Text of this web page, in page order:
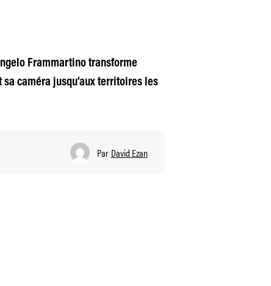
Frammartino transforme
caméra jusqu’aux territoires les
Par David Ezan